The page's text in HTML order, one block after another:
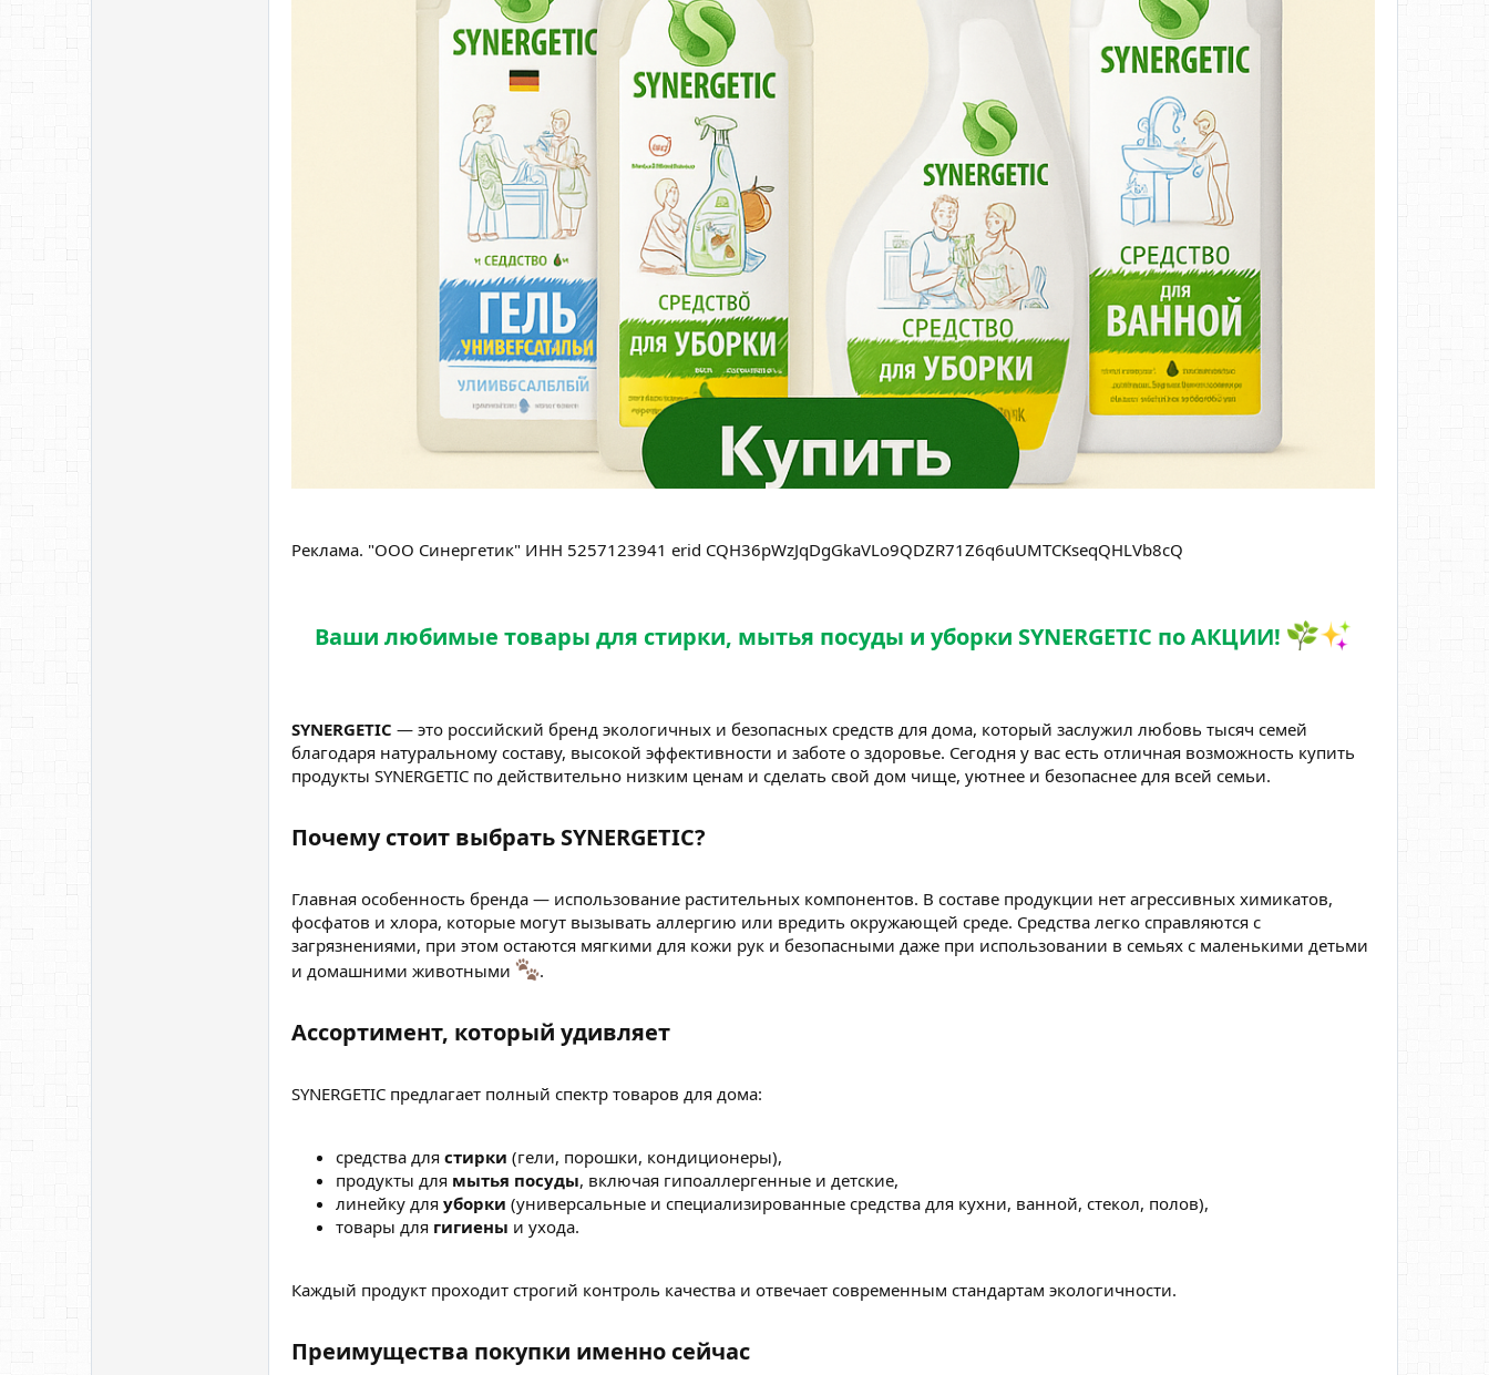
Реклама. "ООО Синергетик" ИНН 5257123941 erid CQH36pWzJqDgGkaVLo9QDZR71Z6q6uUMTCKseqQHLVb8cQ
Ваши любимые товары для стирки, мытья посуды и уборки SYNERGETIC по АКЦИИ!
SYNERGETIC — это российский бренд экологичных и безопасных средств для дома, который заслужил любовь тысяч семей
благодаря натуральному составу, высокой эффективности и заботе о здоровье. Сегодня у вас есть отличная возможность купить
продукты SYNERGETIC по действительно низким ценам и сделать свой дом чище, уютнее и безопаснее для всей семьи.
Почему стоит выбрать SYNERGETIC?​
Главная особенность бренда — использование растительных компонентов. В составе продукции нет агрессивных химикатов,
фосфатов и хлора, которые могут вызывать аллергию или вредить окружающей среде. Средства легко справляются с
загрязнениями, при этом остаются мягкими для кожи рук и безопасными даже при использовании в семьях с маленькими детьми
и домашними животными
.
Ассортимент, который удивляет​
SYNERGETIC предлагает полный спектр товаров для дома:
средства для стирки (гели, порошки, кондиционеры),
продукты для мытья посуды, включая гипоаллергенные и детские,
линейку для уборки (универсальные и специализированные средства для кухни, ванной, стекол, полов),
товары для гигиены и ухода.
Каждый продукт проходит строгий контроль качества и отвечает современным стандартам экологичности.
Преимущества покупки именно сейчас​